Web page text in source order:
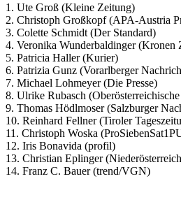
1. Ute Groß (Kleine Zeitung)
2. Christoph Großkopf (APA-Austria
3. Colette Schmidt (Der Standard)
4. Veronika Wunderbaldinger (Kronen
5. Patricia Haller (Kurier)
6. Patrizia Gunz (Vorarlberger
7. Michael Lohmeyer (Die Presse)
8. Ulrike Rubasch
9. Thomas Hödlmoser (Salzburger
10. Reinhard Fellner (Tiroler
11. Christoph Woska
12. Iris Bonavida (profil)
13. Christian Eplinger
14. Franz C. Bauer (trend/VGN)